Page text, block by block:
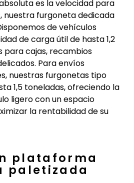
es la velocidad para
nuestra furgoneta dedicada
de vehículos
de carga útil de hasta 1,2
para cajas, recambios
Para envíos
nuestras furgonetas tipo
1,5 toneladas, ofreciendo la
ligero con un espacio
la rentabilidad de su
plataforma
paletizada